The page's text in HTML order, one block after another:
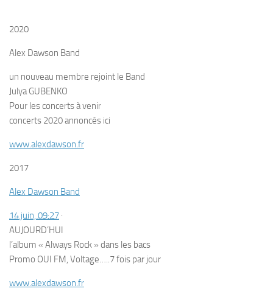
2020
Alex Dawson Band
un nouveau membre rejoint le Band
Julya GUBENKO
Pour les concerts à venir
concerts 2020 annoncés ici
www.alexdawson.fr
2017
Alex Dawson Band
14 juin, 09:27 ·
AUJOURD’HUI
l’album « Always Rock » dans les bacs
Promo OUI FM, Voltage…..7 fois par jour
www.alexdawson.fr